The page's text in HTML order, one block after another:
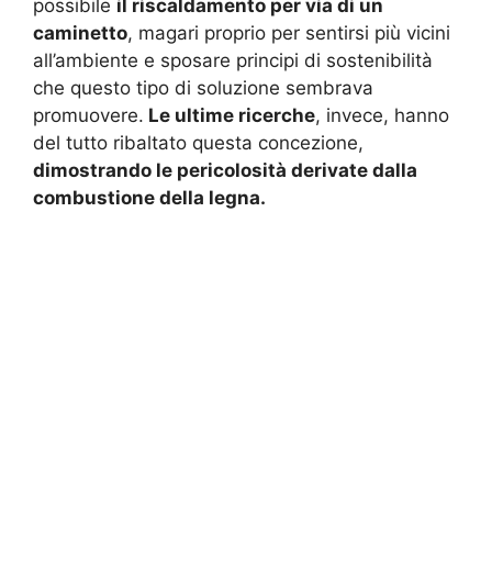
possibile il riscaldamento per via di un
caminetto, magari proprio per sentirsi più vicini
all’ambiente e sposare principi di sostenibilità
che questo tipo di soluzione sembrava
promuovere. Le ultime ricerche, invece, hanno
del tutto ribaltato questa concezione,
dimostrando le pericolosità derivate dalla
combustione della legna.